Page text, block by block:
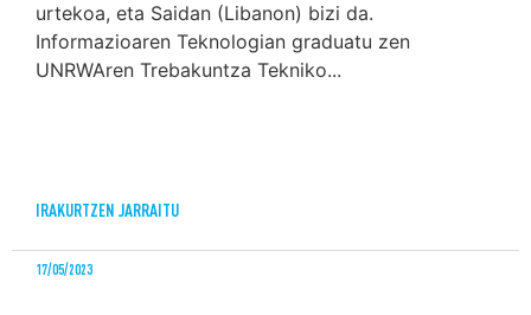
urtekoa, eta Saidan (Libanon) bizi da.
Informazioaren Teknologian graduatu zen
UNRWAren Trebakuntza Tekniko...
IRAKURTZEN JARRAITU
17/05/2023